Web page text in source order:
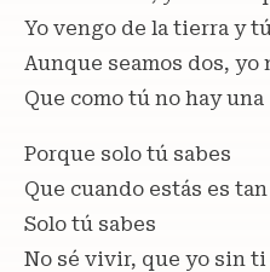
Yo vengo de la tierra y
Aunque seamos dos, yo
Que como tú no hay una
Porque solo tú sabes
Que cuando estás es
Solo tú sabes
No sé vivir, que yo sin ti